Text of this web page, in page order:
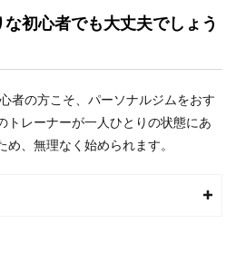
初心者でも大丈夫でしょう
者の方こそ、パーソナルジムをおす
トレーナーが一人ひとりの状態にあ
、無理なく始められます。